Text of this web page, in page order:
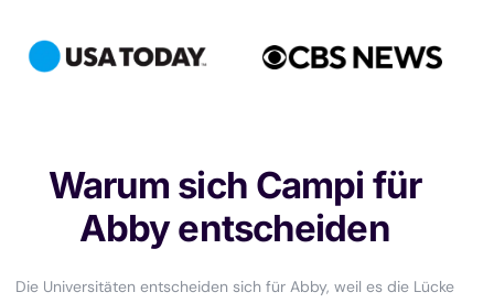
Warum sich Campi für
Abby entscheiden
Die Universitäten entscheiden sich für Abby, weil es die Lücke